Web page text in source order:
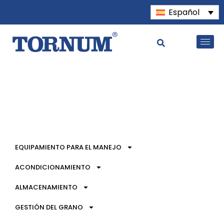
Español
EQUIPAMIENTO PARA EL MANEJO
ACONDICIONAMIENTO
ALMACENAMIENTO
GESTIÓN DEL GRANO